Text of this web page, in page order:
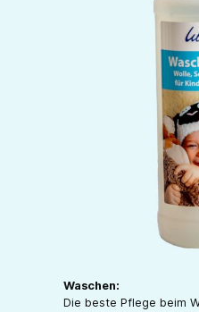
Waschen:
Die beste Pflege beim